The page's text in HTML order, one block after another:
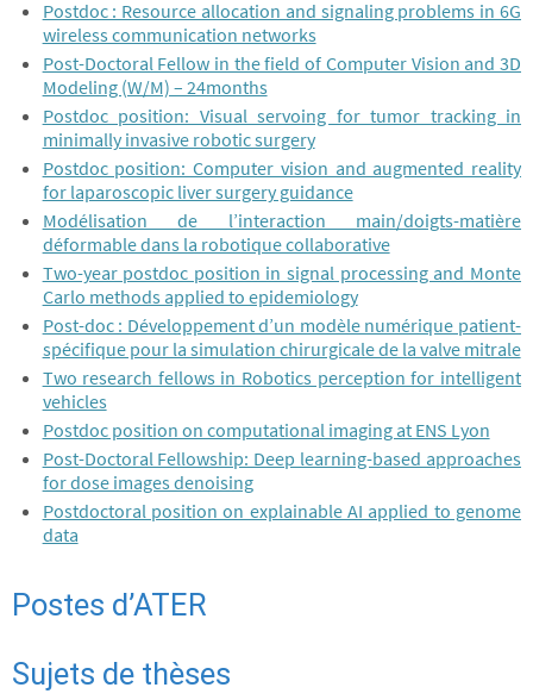
Postdoc : Resource allocation and signaling problems in 6G
wireless communication networks
Post-Doctoral Fellow in the field of Computer Vision and 3D
Modeling (W/M) – 24months
Postdoc position: Visual servoing for tumor tracking in
minimally invasive robotic surgery
Postdoc position: Computer vision and augmented reality
for laparoscopic liver surgery guidance
Modélisation de l’interaction main/doigts-matière
déformable dans la robotique collaborative
Two-year postdoc position in signal processing and Monte
Carlo methods applied to epidemiology
Post-doc : Développement d’un modèle numérique patient-
spécifique pour la simulation chirurgicale de la valve mitrale
Two research fellows in Robotics perception for intelligent
vehicles
Postdoc position on computational imaging at ENS Lyon
Post-Doctoral Fellowship: Deep learning-based approaches
for dose images denoising
Postdoctoral position on explainable AI applied to genome
data
Postes d’ATER
Sujets de thèses